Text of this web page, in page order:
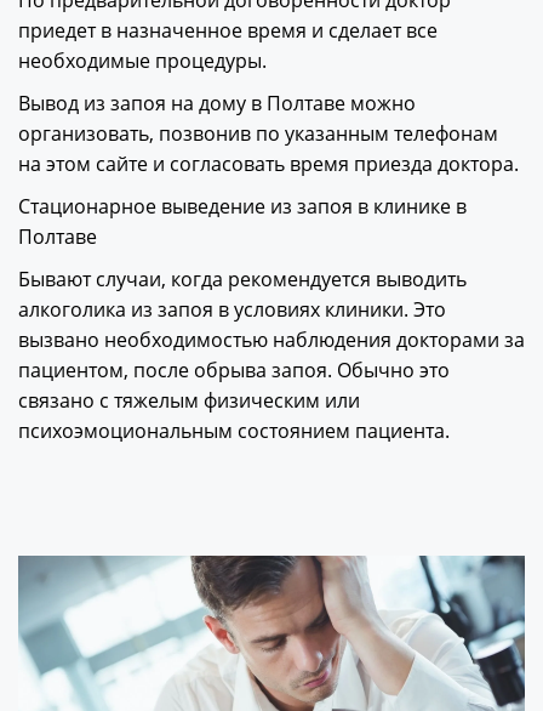
приедет в назначенное время и сделает все
необходимые процедуры.
Вывод из запоя на дому в Полтаве можно
организовать, позвонив по указанным телефонам
на этом сайте и согласовать время приезда доктора.
Стационарное выведение из запоя в клинике в
Полтаве
Бывают случаи, когда рекомендуется выводить
алкоголика из запоя в условиях клиники. Это
вызвано необходимостью наблюдения докторами за
пациентом, после обрыва запоя. Обычно это
связано с тяжелым физическим или
психоэмоциональным состоянием пациента.